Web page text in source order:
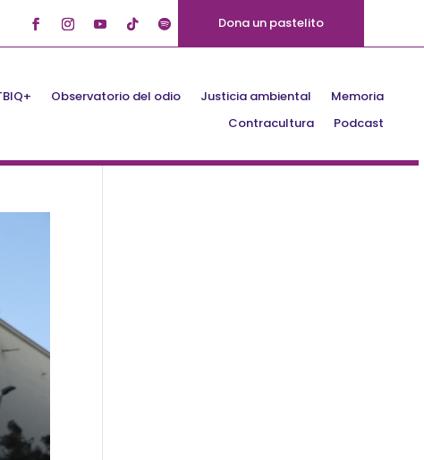
Dona un pastelito
Observatorio del odio Justicia ambiental
Memoria
Contracultura
Podcast